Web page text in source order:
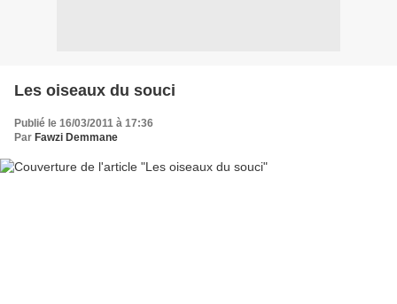
Les oiseaux du souci
Publié le 16/03/2011 à 17:36
Par Fawzi Demmane